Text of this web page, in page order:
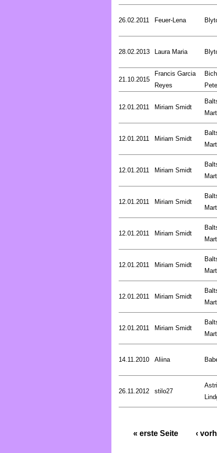
26.02.2011 Feuer-Lena
28.02.2013 Laura Maria
21.10.2015
Francis Garcia
Reyes
12.01.2011 Miriam Smidt
12.01.2011 Miriam Smidt
12.01.2011 Miriam Smidt
12.01.2011 Miriam Smidt
12.01.2011 Miriam Smidt
12.01.2011 Miriam Smidt
12.01.2011 Miriam Smidt
12.01.2011 Miriam Smidt
14.11.2010 Aliina
26.11.2012 stilo27
« erste Seite ‹